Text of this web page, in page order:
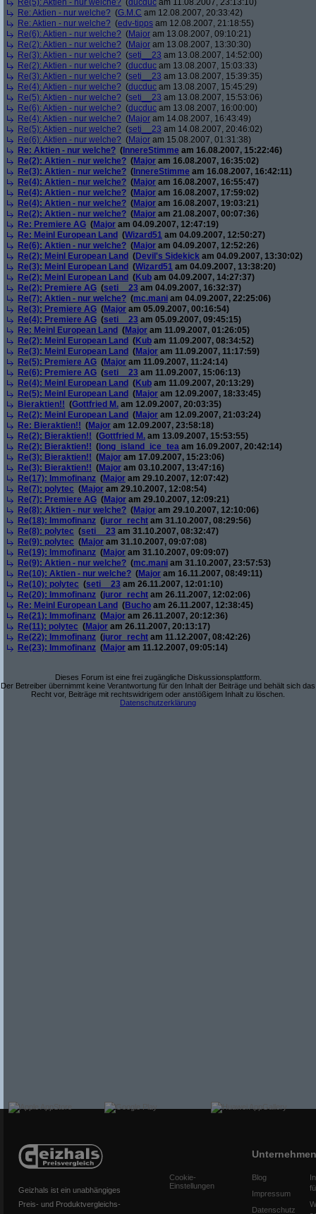
Re(5): Aktien - nur welche? (ducduc am 11.08.2007, 23:13:10)
Re: Aktien - nur welche? (G.M.C am 12.08.2007, 20:33:42)
Re: Aktien - nur welche? (edv-tipps am 12.08.2007, 21:18:55)
Re(6): Aktien - nur welche? (Major am 13.08.2007, 09:10:21)
Re(2): Aktien - nur welche? (Major am 13.08.2007, 13:30:30)
Re(3): Aktien - nur welche? (seti__23 am 13.08.2007, 14:52:00)
Re(2): Aktien - nur welche? (ducduc am 13.08.2007, 15:03:33)
Re(3): Aktien - nur welche? (seti__23 am 13.08.2007, 15:39:35)
Re(4): Aktien - nur welche? (ducduc am 13.08.2007, 15:45:29)
Re(5): Aktien - nur welche? (seti__23 am 13.08.2007, 15:53:06)
Re(6): Aktien - nur welche? (ducduc am 13.08.2007, 16:00:00)
Re(4): Aktien - nur welche? (Major am 14.08.2007, 16:43:49)
Re(5): Aktien - nur welche? (seti__23 am 14.08.2007, 20:46:02)
Re(6): Aktien - nur welche? (Major am 15.08.2007, 01:31:38)
Re: Aktien - nur welche? ( InnereStimme am 16.08.2007, 15:22:46)
Re(2): Aktien - nur welche? (Major am 16.08.2007, 16:35:02)
Re(3): Aktien - nur welche? ( InnereStimme am 16.08.2007, 16:42:11)
Re(4): Aktien - nur welche? (Major am 16.08.2007, 16:55:47)
Re(4): Aktien - nur welche? (Major am 16.08.2007, 17:59:02)
Re(4): Aktien - nur welche? (Major am 16.08.2007, 19:03:21)
Re(2): Aktien - nur welche? (Major am 21.08.2007, 00:07:36)
Re: Premiere AG (Major am 04.09.2007, 12:47:19)
Re: Meinl European Land (Wizard51 am 04.09.2007, 12:50:27)
Re(6): Aktien - nur welche? (Major am 04.09.2007, 12:52:26)
Re(2): Meinl European Land (Devil's Sidekick am 04.09.2007, 13:30:02)
Re(3): Meinl European Land (Wizard51 am 04.09.2007, 13:38:20)
Re(2): Meinl European Land (Kub am 04.09.2007, 14:27:37)
Re(2): Premiere AG (seti__23 am 04.09.2007, 16:32:37)
Re(7): Aktien - nur welche? (mc.mani am 04.09.2007, 22:25:06)
Re(3): Premiere AG (Major am 05.09.2007, 00:16:54)
Re(4): Premiere AG (seti__23 am 05.09.2007, 09:45:15)
Re: Meinl European Land (Major am 11.09.2007, 01:26:05)
Re(2): Meinl European Land (Kub am 11.09.2007, 08:34:52)
Re(3): Meinl European Land (Major am 11.09.2007, 11:17:59)
Re(5): Premiere AG (Major am 11.09.2007, 11:24:14)
Re(6): Premiere AG (seti__23 am 11.09.2007, 15:06:13)
Re(4): Meinl European Land (Kub am 11.09.2007, 20:13:29)
Re(5): Meinl European Land (Major am 12.09.2007, 18:33:45)
Bieraktien!! (Gottfried M. am 12.09.2007, 20:03:35)
Re(2): Meinl European Land (Major am 12.09.2007, 21:03:24)
Re: Bieraktien!! (Major am 12.09.2007, 23:58:18)
Re(2): Bieraktien!! (Gottfried M. am 13.09.2007, 15:53:55)
Re(2): Bieraktien!! ( long_island_ice_tea am 16.09.2007, 20:42:14)
Re(3): Bieraktien!! (Major am 17.09.2007, 15:23:06)
Re(3): Bieraktien!! (Major am 03.10.2007, 13:47:16)
Re(17): Immofinanz (Major am 29.10.2007, 12:07:42)
Re(7): polytec (Major am 29.10.2007, 12:08:54)
Re(7): Premiere AG (Major am 29.10.2007, 12:09:21)
Re(8): Aktien - nur welche? (Major am 29.10.2007, 12:10:06)
Re(18): Immofinanz (juror_recht am 31.10.2007, 08:29:56)
Re(8): polytec (seti__23 am 31.10.2007, 08:32:47)
Re(9): polytec (Major am 31.10.2007, 09:07:08)
Re(19): Immofinanz (Major am 31.10.2007, 09:09:07)
Re(9): Aktien - nur welche? (mc.mani am 31.10.2007, 23:57:53)
Re(10): Aktien - nur welche? (Major am 16.11.2007, 08:49:11)
Re(10): polytec (seti__23 am 26.11.2007, 12:01:10)
Re(20): Immofinanz (juror_recht am 26.11.2007, 12:02:06)
Re: Meinl European Land (Bucho am 26.11.2007, 12:38:45)
Re(21): Immofinanz (Major am 26.11.2007, 20:12:36)
Re(11): polytec (Major am 26.11.2007, 20:13:17)
Re(22): Immofinanz (juror_recht am 11.12.2007, 08:42:26)
Re(23): Immofinanz (Major am 11.12.2007, 09:05:14)
Dieses Forum ist eine frei zugängliche Diskussionsplattform.
Der Betreiber übernimmt keine Verantwortung für den Inhalt der Beiträge und behält sich das
Recht vor, Beiträge mit rechtswidrigem oder anstößigem Inhalt zu löschen.
Datenschutzerklärung
Geizhals ist ein unabhängiges
Preis- und Produktvergleichs-
Cookie-
Einstellungen
Unternehmen
Blog
Impressum
Datenschutz